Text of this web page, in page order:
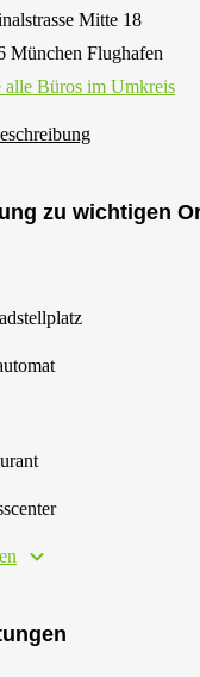
Mitte 18
München Flughafen
alle Büros im Umkreis
zu wichtigen